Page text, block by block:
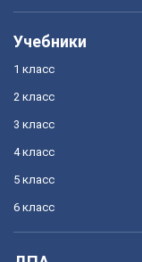
Учебники
1 класс
2 класс
3 класс
4 класс
5 класс
6 класс